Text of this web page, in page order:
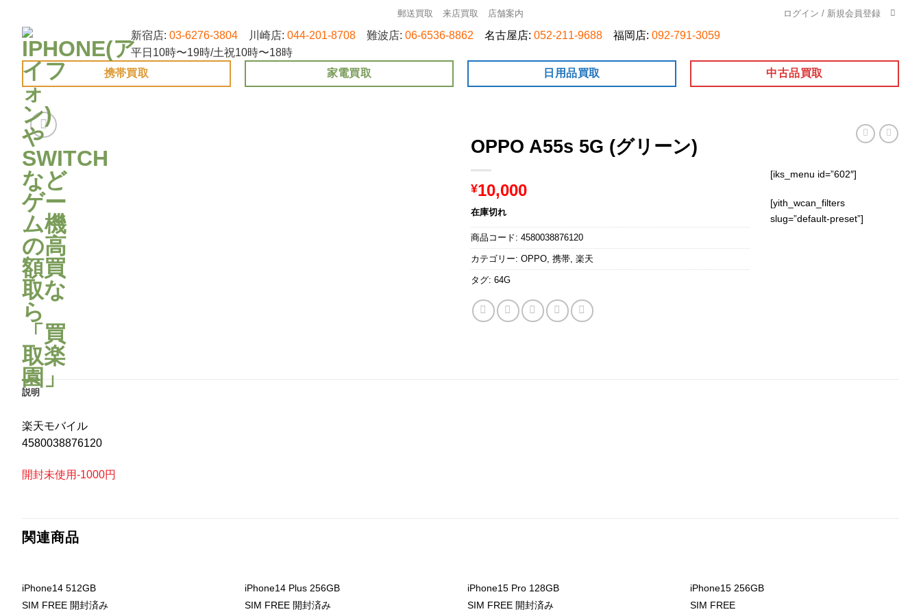
content
郵送買取 来店買取 店舗案内 ログイン / 新規会員登録
新宿店: 03-6276-3804 川崎店: 044-201-8708 難波店: 06-6536-8862 名古屋店: 052-211-9688 福岡店: 092-791-3059
平日10時〜19時/土祝10時〜18時
携帯買取
家電買取 日用品買取 中古品買取
OPPO A55s 5G (グリーン)
¥10,000
在庫切れ
商品コード: 4580038876120
カテゴリー: OPPO, 携帯, 楽天
タグ: 64G
[iks_menu id=”602″]
[yith_wcan_filters
slug=”default-preset”]
説明
楽天モバイル
4580038876120
開封未使用-1000円
関連商品
iPhone14 512GB
SIM FREE 開封済み
iPhone14 Plus 256GB
SIM FREE 開封済み
iPhone15 Pro 128GB
SIM FREE 開封済み
iPhone15 256GB
SIM FREE